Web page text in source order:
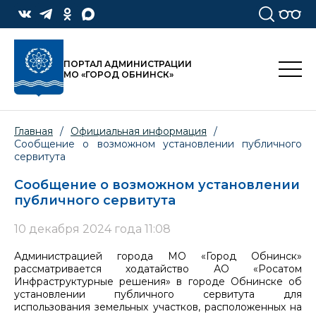
ПОРТАЛ АДМИНИСТРАЦИИ
МО «ГОРОД ОБНИНСК»
Главная / Официальная информация
/
Сообщение о возможном установлении публичного
сервитута
Сообщение о возможном установлении
публичного сервитута
10 декабря 2024 года 11:08
Администрацией города МО «Город Обнинск»
рассматривается ходатайство АО «Росатом
Инфраструктурные решения» в городе Обнинске об
установлении публичного сервитута для
использования земельных участков, расположенных на